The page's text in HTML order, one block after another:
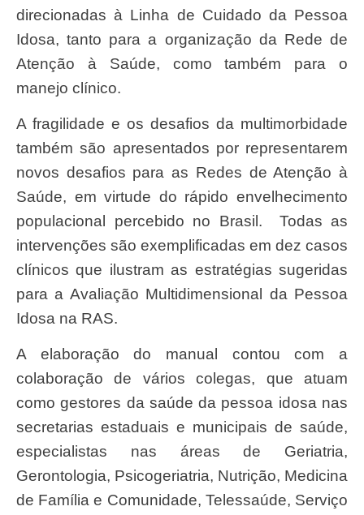
direcionadas à Linha de Cuidado da Pessoa
Idosa, tanto para a organização da Rede de
Atenção à Saúde, como também para o
manejo clínico.
A fragilidade e os desafios da multimorbidade
também são apresentados por representarem
novos desafios para as Redes de Atenção à
Saúde, em virtude do rápido envelhecimento
populacional percebido no Brasil. Todas as
intervenções são exemplificadas em dez casos
clínicos que ilustram as estratégias sugeridas
para a Avaliação Multidimensional da Pessoa
Idosa na RAS.
A elaboração do manual contou com a
colaboração de vários colegas, que atuam
como gestores da saúde da pessoa idosa nas
secretarias estaduais e municipais de saúde,
especialistas nas áreas de Geriatria,
Gerontologia, Psicogeriatria, Nutrição, Medicina
de Família e Comunidade, Telessaúde, Serviço